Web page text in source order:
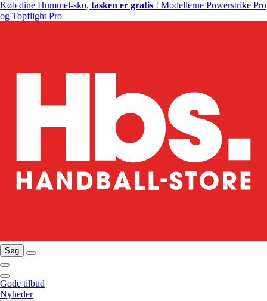
Køb dine Hummel-sko, tasken er gratis ! Modellerne Powerstrike Pro
og Topflight Pro
Søg
Gode tilbud
Nyheder